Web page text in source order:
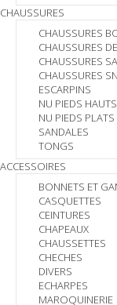
CHAUSSURES
CHAUSSURES
CHAUSSURES
CHAUSSURES
CHAUSSURES
ESCARPINS
NU PIEDS HAUTS
NU PIEDS PLATS
SANDALES
TONGS
ACCESSOIRES
BONNETS ET
CASQUETTES
CEINTURES
CHAPEAUX
CHAUSSETTES
CHECHES
DIVERS
ECHARPES
MAROQUINERIE